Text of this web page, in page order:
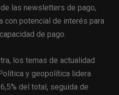
las newsletters de pago,
con potencial de interés para
de pago.
los temas de actualidad
y geopolítica lidera
del total, seguida de